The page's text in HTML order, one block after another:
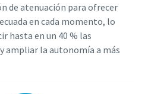
de atenuación para ofrecer
en cada momento, lo
hasta en un 40 % las
ampliar la autonomía a más